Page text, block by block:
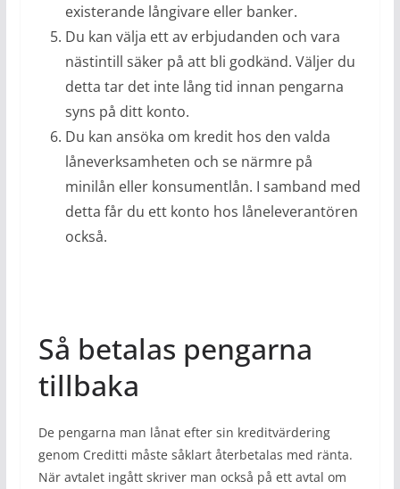
existerande långivare eller banker.
Du kan välja ett av erbjudanden och vara
nästintill säker på att bli godkänd. Väljer du
detta tar det inte lång tid innan pengarna
syns på ditt konto.
Du kan ansöka om kredit hos den valda
låneverksamheten och se närmre på
minilån eller konsumentlån. I samband med
detta får du ett konto hos låneleverantören
också.
Så betalas pengarna
tillbaka
De pengarna man lånat efter sin kreditvärdering
genom Creditti måste såklart återbetalas med ränta.
När avtalet ingått skriver man också på ett avtal om